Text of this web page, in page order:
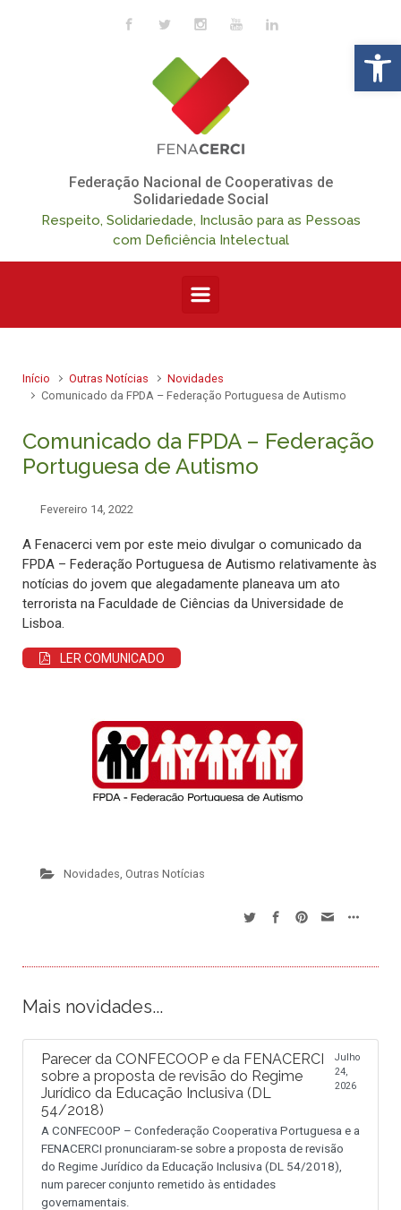
Federação Nacional de Cooperativas de
Solidariedade Social
Respeito, Solidariedade, Inclusão para as Pessoas
com Deficiência Intelectual
Início Outras Notícias
Novidades
Comunicado da FPDA – Federação Portuguesa de Autismo
Comunicado da FPDA – Federação
Portuguesa de Autismo
Fevereiro 14, 2022
A Fenacerci vem por este meio divulgar o comunicado da
FPDA – Federação Portuguesa de Autismo relativamente às
notícias do jovem que alegadamente planeava um ato
terrorista na Faculdade de Ciências da Universidade de
Lisboa.
LER COMUNICADO
Novidades Outras Notícias
Mais novidades...
Parecer da CONFECOOP e da FENACERCI
sobre a proposta de revisão do Regime
Jurídico da Educação Inclusiva (DL
54/2018)
Julho
24,
2026
A CONFECOOP – Confederação Cooperativa Portuguesa e a
FENACERCI pronunciaram-se sobre a proposta de revisão
do Regime Jurídico da Educação Inclusiva (DL 54/2018),
num parecer conjunto remetido às entidades
governamentais.